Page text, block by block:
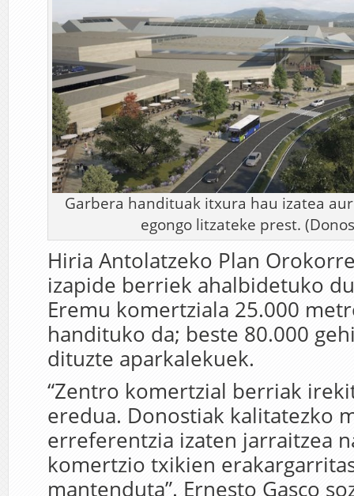
Garbera handituak itxura hau izatea
egongo litzateke prest.
Hiria Antolatzeko Plan
izapide berriek ahalbidetuko
Eremu komertziala 25.000
handituko da; beste 80.000
dituzte aparkalekuek.
“Zentro komertzial berriak
eredua. Donostiak kalitatezko
erreferentzia izaten jarraitzea
komertzio txikien
mantenduta”. Ernesto Gasco